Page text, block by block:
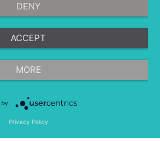
Meltwater） 版权所有
DENY
ACCEPT
MORE
by
Privacy Policy